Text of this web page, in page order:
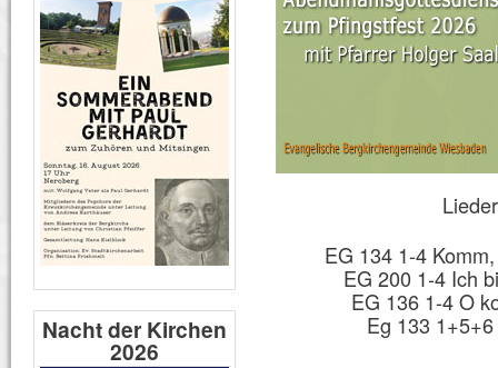
EG 134 1-4
EG 200 1-4 Ich
EG 136 1-4 O
Eg 133
Nacht der Kirchen
2026